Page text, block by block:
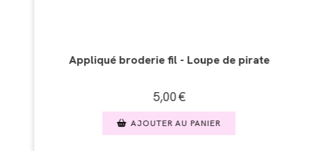
fil - Loupe de pirate Appliqué broderie